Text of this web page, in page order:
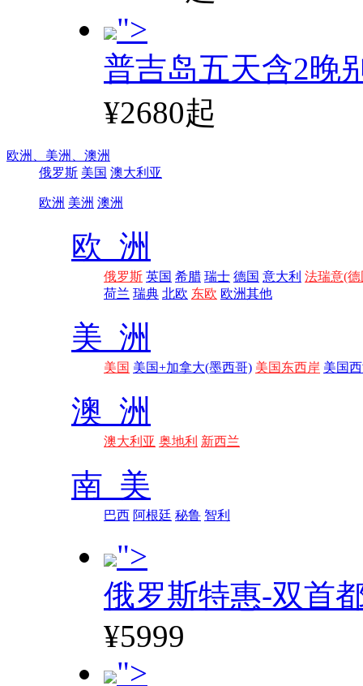
">
普吉岛五天含2晚
¥2680起
欧洲、 美洲、 澳洲
俄罗斯 美国 澳大利亚
欧洲 美洲 澳洲
欧 洲
俄罗斯 英国 希腊 瑞士 德国 意大利 法瑞意(德
荷兰 瑞典 北欧 东欧 欧洲其他
美 洲
美国 美国+加拿大(墨西哥) 美国东西岸 美国
澳 洲
澳大利亚 奥地利 新西兰
南 美
巴西 阿根廷 秘鲁 智利
">
俄罗斯特惠-双首
¥5999
">